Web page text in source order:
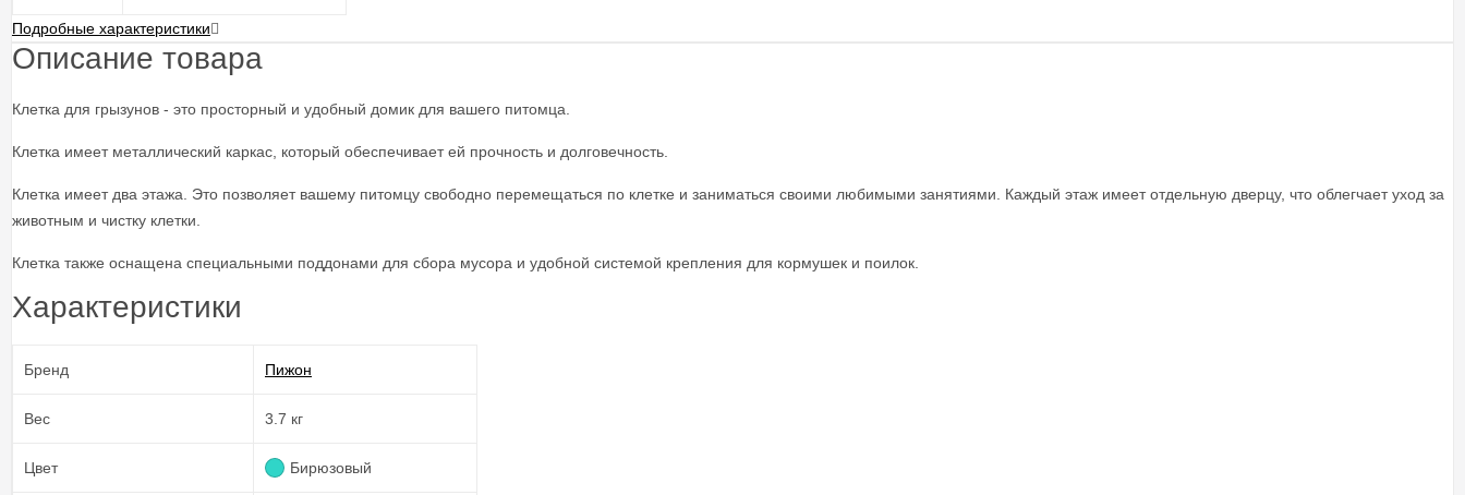
Подробные характеристики
Описание товара
Клетка для грызунов - это просторный и удобный домик для вашего питомца.
Клетка имеет металлический каркас, который обеспечивает ей прочность и долговечность.
Клетка имеет два этажа. Это позволяет вашему питомцу свободно перемещаться по клетке и заниматься своими любимыми занятиями. Каждый этаж имеет отдельную дверцу, что облегчает уход за
животным и чистку клетки.
Клетка также оснащена специальными поддонами для сбора мусора и удобной системой крепления для кормушек и поилок.
Характеристики
Бренд Пижон
Вес 3.7 кг
Цвет Бирюзовый